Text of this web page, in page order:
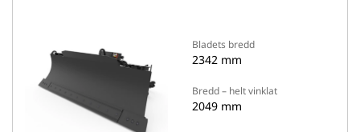
Bladets bredd
2342 mm
Bredd – helt vinklat
2049 mm